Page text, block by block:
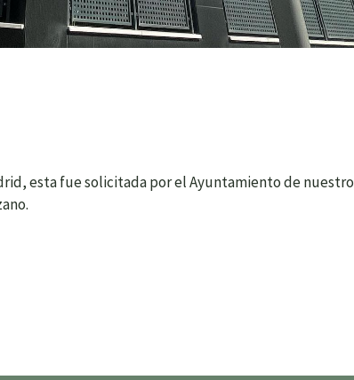
esta fue solicitada por el Ayuntamiento de nuestro